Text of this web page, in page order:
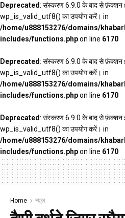
Deprecated: संस्करण 6.9.0 के बाद से
wp_is_valid_utf8() का उपयोग करें। in
/home/u888153276/domains/
includes/functions.phpon line 6170
Deprecated: संस्करण 6.9.0 के बाद से
wp_is_valid_utf8() का उपयोग करें। in
/home/u888153276/domains/
includes/functions.phpon line 6170
Deprecated: संस्करण 6.9.0 के बाद से
wp_is_valid_utf8() का उपयोग करें। in
/home/u888153276/domains/
includes/functions.phpon line 6170
Home न्यूज़